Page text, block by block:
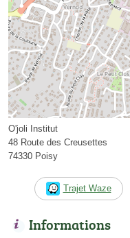
O'joli Institut
48 Route des Creusettes
74330 Poisy
Trajet Waze
Informations